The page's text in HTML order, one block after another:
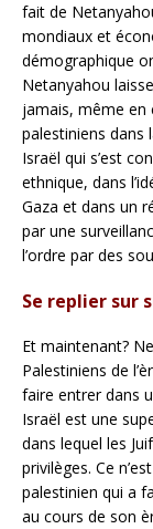
fait de
mondiaux et
démographique
Netanyahou
jamais, même en
palestiniens dans
Israël qui s’est
ethnique, dans
Gaza et dans un
par une
l’ordre par des
Se replier sur
Et maintenant?
Palestiniens de
faire entrer dans
Israël est une
dans lequel les
privilèges. Ce
palestinien qui a
au cours de son